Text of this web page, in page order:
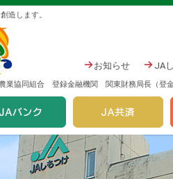
造します。
業協同組合 登録金融機関 関東財務局長（登
お知らせ JA